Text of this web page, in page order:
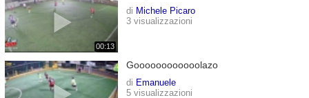
00:13
di Michele Picaro
3 visualizzazioni
Goooooooooooolazo
di Emanuele
5 visualizzazioni